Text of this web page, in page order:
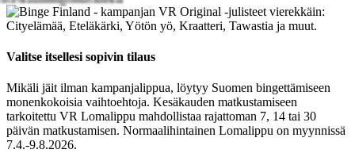
Valitse itsellesi sopivin tilaus
Mikäli jäit ilman kampanjalippua, löytyy Suomen bingettämiseen
monenkokoisia vaihtoehtoja. Kesäkauden matkustamiseen
tarkoitettu VR Lomalippu mahdollistaa rajattoman 7, 14 tai 30
päivän matkustamisen. Normaalihintainen Lomalippu on myynnissä
7.4.-9.8.2026.